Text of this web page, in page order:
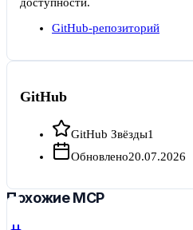
доступности.
GitHub-репозиторий
GitHub
GitHub Звёзды1
Обновлено20.07.2026
Похожие MCP